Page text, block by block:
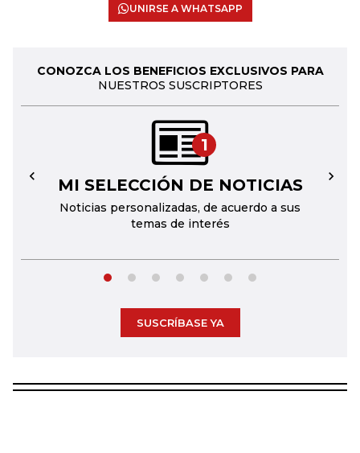
UNIRSE A WHATSAPP
CONOZCA LOS BENEFICIOS EXCLUSIVOS PARA
NUESTROS SUSCRIPTORES
1
MI SELECCIÓN DE NOTICIAS
Noticias personalizadas, de acuerdo a sus
temas de interés
← →
SUSCRÍBASE YA